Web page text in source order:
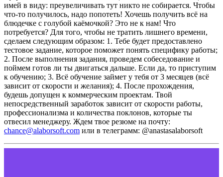
имей в виду: преувеличивать тут никто не собирается. Чтобы
что-то получилось, надо попотеть! Хочешь получить всё на
блюдечке с голубой каёмочкой? Это не к нам! Что
потребуется? Для того, чтобы не тратить лишнего времени,
сделаем следующим образом: 1. Тебе будет предоставлено
тестовое задание, которое поможет понять специфику работы;
2. После выполнения задания, проведем собеседование и
поймем готов ли ты двигаться дальше. Если да, то приступим
к обучению; 3. Всё обучение займет у тебя от 3 месяцев (всё
зависит от скорости и желания); 4. После прохождения,
будешь допущен к коммерческим проектам. Твой
непосредственный заработок зависит от скорости работы,
профессионализма и количества поклонов, которые ты
отвесил менеджеру. Ждем твое резюме на почту:
chance@alaborsoft.com или в телеграмм: @anastasalaborsoft